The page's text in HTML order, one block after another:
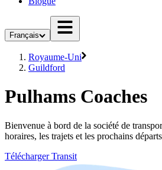
Français
Royaume-Uni
Guildford
Pulhams Coaches
Bienvenue à bord de la société de
horaires, les trajets et les prochains
Télécharger Transit